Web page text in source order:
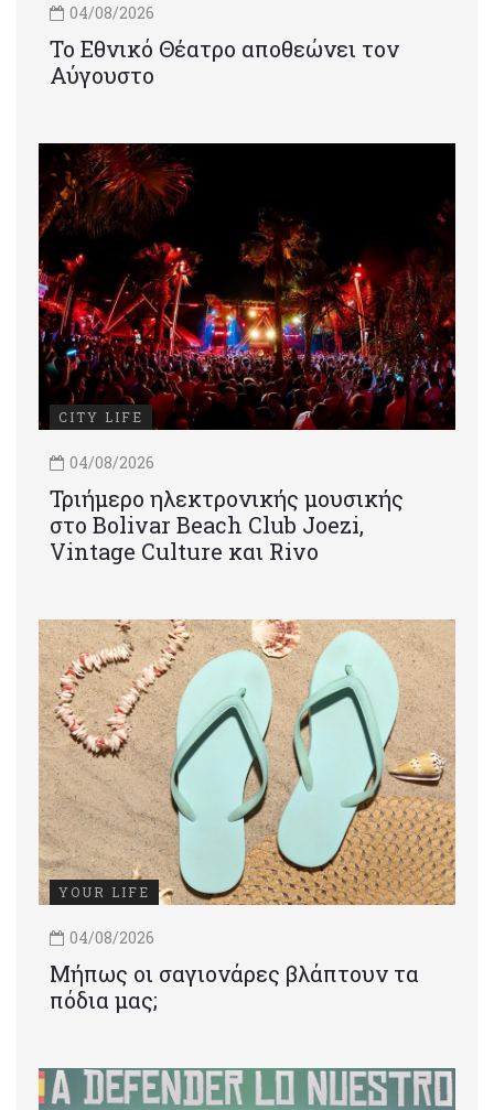
04/08/2026
Το Εθνικό Θέατρο αποθεώνει τον
Αύγουστο
CITY LIFE
04/08/2026
Τριήμερο ηλεκτρονικής μουσικής
στο Bolivar Beach Club Joezi,
Vintage Culture και Rivo
YOUR LIFE
04/08/2026
Μήπως οι σαγιονάρες βλάπτουν τα
πόδια μας;